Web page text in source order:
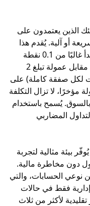
على
يُقدم هذا
الحساب فروق أسعار منخفضة للغاية، تبدأ غالبًا من 0.1 نقطة
مئوية على زوج اليورو/الدولار الأمريكي، مقابل عمولة تبلغ 2
لكل صفقة كاملة) على
التكلفة
باستخدام
لتجربة
مالية.
والتي
حالات
من ثلاث